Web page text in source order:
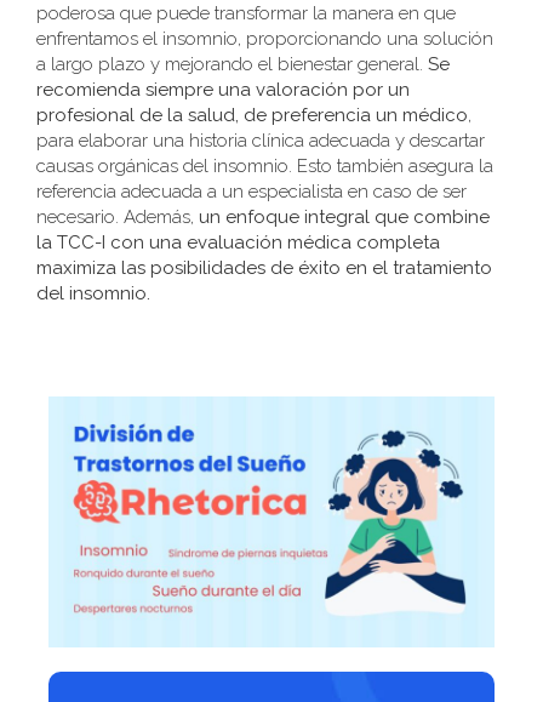
poderosa que puede transformar la manera en que
enfrentamos el insomnio, proporcionando una solución
a largo plazo y mejorando el bienestar general. Se
recomienda siempre una valoración por un
profesional de la salud, de preferencia un médico,
para elaborar una historia clínica adecuada y descartar
causas orgánicas del insomnio. Esto también asegura la
referencia adecuada a un especialista en caso de ser
necesario. Además, un enfoque integral que combine
la TCC-I con una evaluación médica completa
maximiza las posibilidades de éxito en el tratamiento
del insomnio.